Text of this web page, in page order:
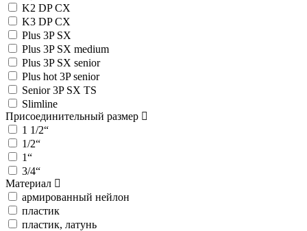
K2 DP CX
K3 DP CX
Plus 3P SX
Plus 3P SX medium
Plus 3P SX senior
Plus hot 3P senior
Senior 3P SX TS
Slimline
Присоединительный размер
1 1/2“
1/2“
1“
3/4“
Материал
армированный нейлон
пластик
пластик, латунь